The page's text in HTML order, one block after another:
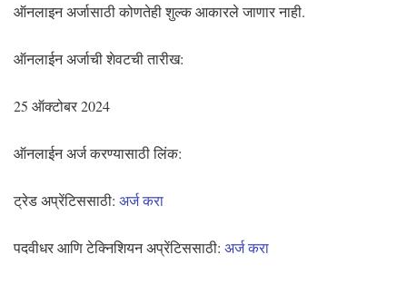
ऑनलाइन अर्जासाठी कोणतेही शुल्क आकारले जाणार नाही.
ऑनलाईन अर्जाची शेवटची तारीख:
25 ऑक्टोबर 2024
ऑनलाईन अर्ज करण्यासाठी लिंक:
ट्रेड अप्रेंटिससाठी: अर्ज करा
पदवीधर आणि टेक्निशियन अप्रेंटिससाठी: अर्ज करा